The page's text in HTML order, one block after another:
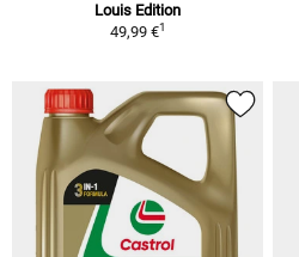
Louis Edition
49,99 €1